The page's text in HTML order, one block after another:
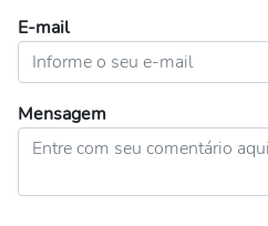
E-mail
Mensagem